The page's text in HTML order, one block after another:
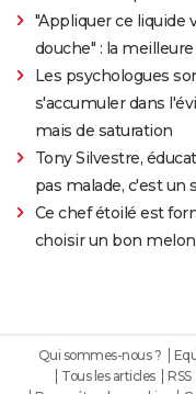
"Appliquer ce liquide
douche" : la
Les psychologues
s'accumuler dans
mais de saturation
Tony Silvestre,
pas malade, c'est un
Ce chef étoilé est
choisir un bon melon
Qui sommes-nous ?
Tous les articles
RSS